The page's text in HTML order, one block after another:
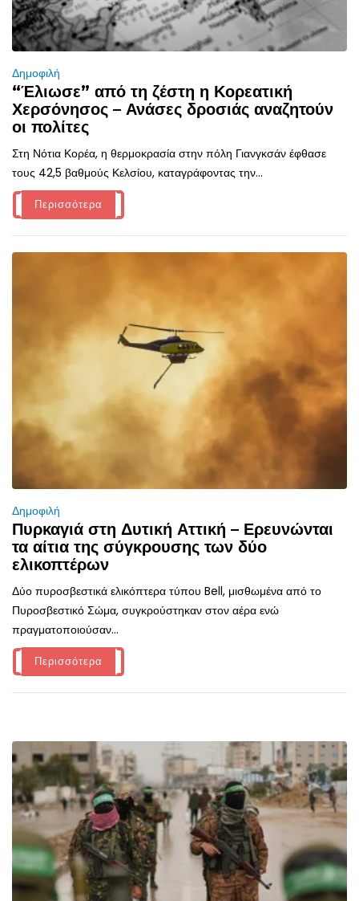
Δημοφιλή
“Έλιωσε” από τη ζέστη η Κορεατική
Χερσόνησος – Ανάσες δροσιάς αναζητούν
οι πολίτες
Στη Νότια Κορέα, η θερμοκρασία στην πόλη Γιανγκσάν έφθασε
τους 42,5 βαθμούς Κελσίου, καταγράφοντας την...
Περισσότερα
Δημοφιλή
Πυρκαγιά στη Δυτική Αττική – Ερευνώνται
τα αίτια της σύγκρουσης των δύο
ελικοπτέρων
Δύο πυροσβεστικά ελικόπτερα τύπου Bell, μισθωμένα από το
Πυροσβεστικό Σώμα, συγκρούστηκαν στον αέρα ενώ
πραγματοποιούσαν...
Περισσότερα